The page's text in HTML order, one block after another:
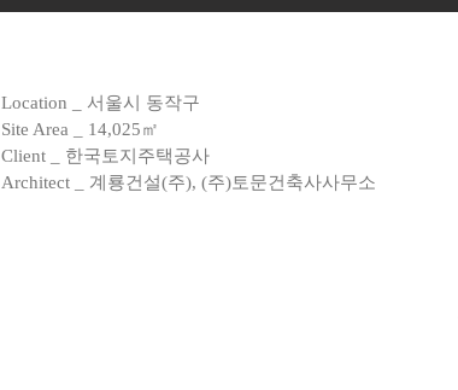
Location _ 서울시 동작구
Site Area _ 14,025㎡
Client _ 한국토지주택공사
Architect _ 계룡건설(주), (주)토문건축사사무소